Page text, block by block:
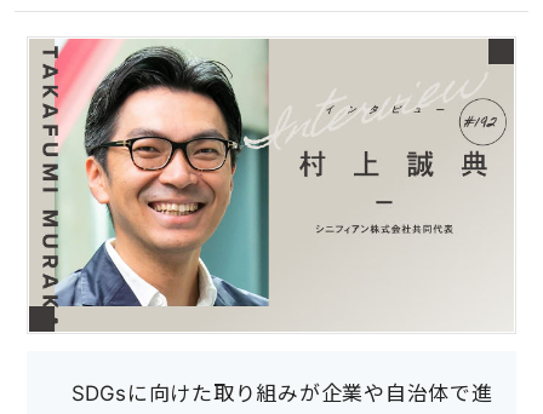
SDGsに向けた取り組みが企業や自治体で進